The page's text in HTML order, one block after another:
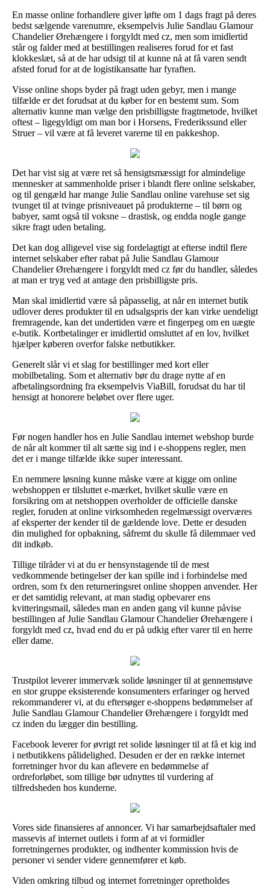
En masse online forhandlere giver løfte om 1 dags fragt på deres
bedst sælgende varenumre, eksempelvis Julie Sandlau Glamour
Chandelier Ørehængere i forgyldt med cz, men som imidlertid
står og falder med at bestillingen realiseres forud for et fast
klokkeslæt, så at de har udsigt til at kunne nå at få varen sendt
afsted forud for at de logistikansatte har fyraften.
Visse online shops byder på fragt uden gebyr, men i mange
tilfælde er det forudsat at du køber for en bestemt sum. Som
alternativ kunne man vælge den prisbilligste fragtmetode, hvilket
oftest – ligegyldigt om man bor i Horsens, Frederikssund eller
Struer – vil være at få leveret varerne til en pakkeshop.
Det har vist sig at være ret så hensigtsmæssigt for almindelige
mennesker at sammenholde priser i blandt flere online selskaber,
og til gengæld har mange Julie Sandlau online varehuse set sig
tvunget til at tvinge prisniveauet på produkterne – til børn og
babyer, samt også til voksne – drastisk, og endda nogle gange
sikre fragt uden betaling.
Det kan dog alligevel vise sig fordelagtigt at efterse indtil flere
internet selskaber efter rabat på Julie Sandlau Glamour
Chandelier Ørehængere i forgyldt med cz før du handler, således
at man er tryg ved at antage den prisbilligste pris.
Man skal imidlertid være så påpasselig, at når en internet butik
udlover deres produkter til en udsalgspris der kan virke uendeligt
fremragende, kan det undertiden være et fingerpeg om en uægte
e-butik. Kortbetalinger er imidlertid omsluttet af en lov, hvilket
hjælper køberen overfor falske netbutikker.
Generelt slår vi et slag for bestillinger med kort eller
mobilbetaling. Som et alternativ bør du drage nytte af en
afbetalingsordning fra eksempelvis ViaBill, forudsat du har til
hensigt at honorere beløbet over flere uger.
Før nogen handler hos en Julie Sandlau internet webshop burde
de når alt kommer til alt sætte sig ind i e-shoppens regler, men
det er i mange tilfælde ikke super interessant.
En nemmere løsning kunne måske være at kigge om online
webshoppen er tilsluttet e-mærket, hvilket skulle være en
forsikring om at netshoppen overholder de officielle danske
regler, foruden at online virksomheden regelmæssigt overværes
af eksperter der kender til de gældende love. Dette er desuden
din mulighed for opbakning, såfremt du skulle få dilemmaer ved
dit indkøb.
Tillige tilråder vi at du er hensynstagende til de mest
vedkommende betingelser der kan spille ind i forbindelse med
ordren, som fx den returneringsret online shoppen anvender. Her
er det samtidig relevant, at man stadig opbevarer ens
kvitteringsmail, således man en anden gang vil kunne påvise
bestillingen af Julie Sandlau Glamour Chandelier Ørehængere i
forgyldt med cz, hvad end du er på udkig efter varer til en herre
eller dame.
Trustpilot leverer immervæk solide løsninger til at gennemstøve
en stor gruppe eksisterende konsumenters erfaringer og herved
rekommanderer vi, at du eftersøger e-shoppens bedømmelser af
Julie Sandlau Glamour Chandelier Ørehængere i forgyldt med
cz inden du lægger din bestilling.
Facebook leverer for øvrigt ret solide løsninger til at få et kig ind
i netbutikkens pålidelighed. Desuden er der en række internet
forretninger hvor du kan aflevere en bedømmelse af
ordreforløbet, som tillige bør udnyttes til vurdering af
tilfredsheden hos kunderne.
Vores side finansieres af annoncer. Vi har samarbejdsaftaler med
massevis af internet outlets i form af at vi formidler
forretningernes produkter, og indhenter kommission hvis de
personer vi sender videre gennemfører et køb.
Viden omkring tilbud og internet forretninger opretholdes